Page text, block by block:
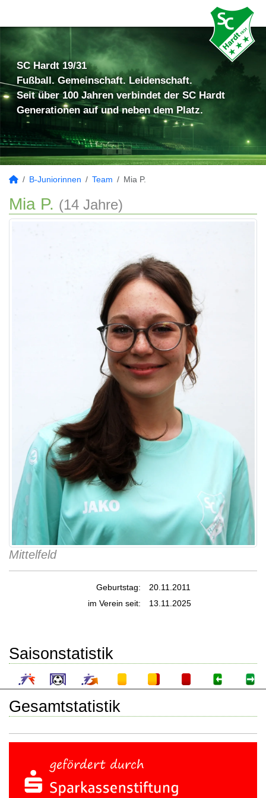
SC Hardt 19/31
Fußball. Gemeinschaft. Leidenschaft.
Seit über 100 Jahren verbindet der SC Hardt
Generationen auf und neben dem Platz.
B-Juniorinnen Team Mia P.
Mia P. (14 Jahre)
Mittelfeld
Geburtstag:
20.11.2011
im Verein seit:
13.11.2025
Saisonstatistik
Gesamtstatistik